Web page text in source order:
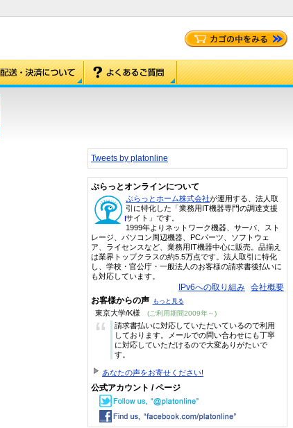
Tweets by platonline
ぷらっとオンラインについて
ぷらっとホーム株式会社が運用する、法人取
引に特化した「業務用IT機器専門の調達支援
サイト」です。
1999年よりネットワーク機器、サーバ、スト
レージ、パソコン周辺機器、PCパーツ、ソフトウェ
ア、ライセンスなど、業務用IT機器中心に販売。品揃え
は業界トップクラスの約5.5万点です。法人取引に特化
し、学校・官公庁・一般法人のお客様の請求書後払いに
も対応しています。
IPv6への取り組み 会社概要
お客様からの声 もっと見る
東京大学/K様 (ご利用期間2009年～)
“
請求書払いに対応していただいているので利用
しております。メールでの問い合わせにも丁寧
に対応していただけるので大変ありがたいで
す。
あなたの声をお寄せください!
公式アカウント / ページ